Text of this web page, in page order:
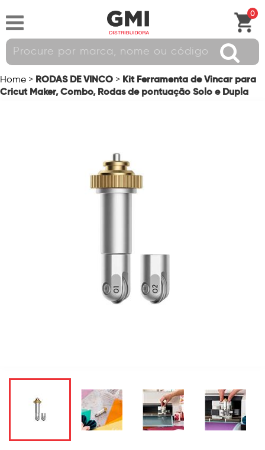
0
Home > RODAS DE VINCO > Kit Ferramenta de Vincar para
Cricut Maker, Combo, Rodas de pontuação Solo e Dupla